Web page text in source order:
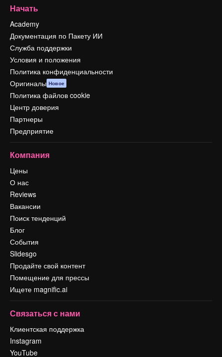
Начать
Academy
Документация по Пакету ИИ
Служба поддержки
Условия и положения
Политика конфиденциальности
Оригиналы Новое
Политика файлов cookie
Центр доверия
Партнеры
Предприятие
Компания
Цены
О нас
Reviews
Вакансии
Поиск тенденций
Блог
События
Slidesgo
Продайте свой контент
Помещение для прессы
Ищете magnific.ai
Связаться с нами
Клиентская поддержка
Instagram
YouTube